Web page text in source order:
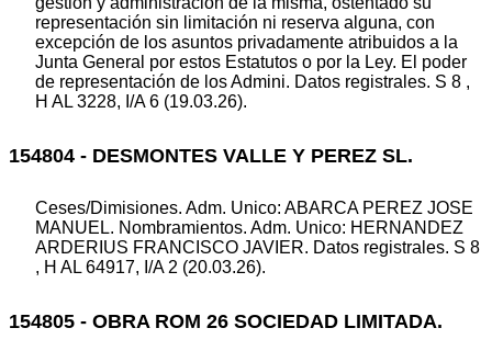
representación sin limitación ni reserva alguna, con
excepción de los asuntos privadamente atribuidos a la
Junta General por estos Estatutos o por la Ley. El poder
de representación de los Admini. Datos registrales. S 8 ,
H AL 3228, I/A 6 (19.03.26).
154804 - DESMONTES VALLE Y PEREZ SL.
Ceses/Dimisiones. Adm. Unico: ABARCA PEREZ JOSE
MANUEL. Nombramientos. Adm. Unico: HERNANDEZ
ARDERIUS FRANCISCO JAVIER. Datos registrales. S 8
, H AL 64917, I/A 2 (20.03.26).
154805 - OBRA ROM 26 SOCIEDAD LIMITADA.